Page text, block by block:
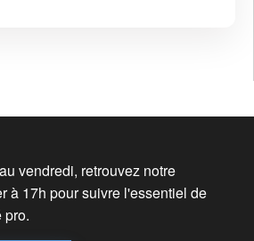
vendredi, retrouvez notre
à 17h pour suivre l'essentiel de
pro.